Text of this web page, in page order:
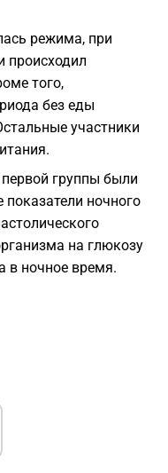
режима, при
происходил
того,
без еды
участники
группы были
ночного
на глюкозу
в ночное время.